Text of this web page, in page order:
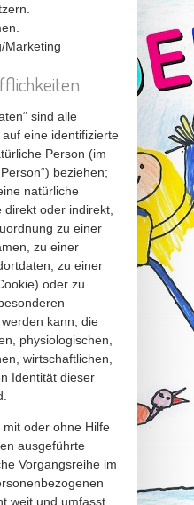
Marketing
sind alle
eine identifizierte
Person (im
beziehen;
natürliche
oder indirekt,
zu einer
zu einer
zu einer
oder zu
kann, die
physiologischen,
wirtschaftlichen,
Identität dieser
mit oder ohne Hilfe
ausgeführte
Vorgangsreihe im
weit und umfasst